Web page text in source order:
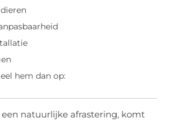
hem dan op:
natuurlijke afrastering, komt